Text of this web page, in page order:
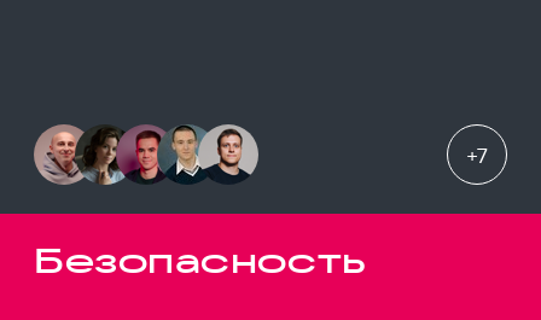
+7
Безопасность